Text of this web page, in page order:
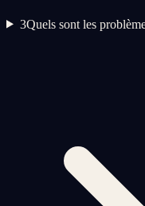
3Quels sont les